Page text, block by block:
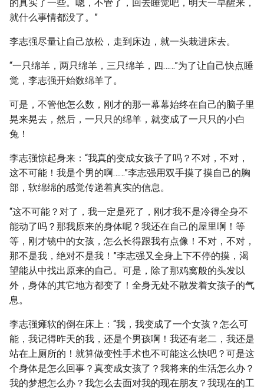
的真实了一些。嗯，不管了，回去睡觉吧，明天一早醒来，
就什么事情都没了。”
李志强尽量让自己放松，走到床边，就一头栽进床去。
“一只绵羊，两只绵羊，三只绵羊，四……”为了让自己快点睡
觉，李志强开始数绵羊了。
可是，不管他怎么数，刚才的那一幕幕始终在自己的脑子里
晃来晃去，然后，一只只的绵羊，就变成了一只只的小白
兔！
李志强惊起身来：“我真的变成女孩子了吗？不对，不对，
这不可能！我是个男的啊……”李志强用双手摸了摸自己的胸
部，软绵绵的感觉传递着真实的信息。
“这不可能？对了，我一定是死了，刚才我不是冷得全身不
能动了吗？那我原来的身体呢？我还在自己的屋里啊！等
等，刚才镜中的女孩，怎么长得跟我有点像！不对，不对，
那不是我，绝对不是我！”李志强又全身上下不停的摸，渴
望能从中找出原来的自己。可是，除了那鸡窝般的头发以
外，身体的其它地方都变了！全身无处不散发着女孩子的气
息。
李志强瘫软的倒在床上：“我，我变成了一个女孩？怎么可
能，我记得昨天的我，还是个男孩啊！我还有老二，我还是
站在上厕所的！就算做变性手术也不可能这么快吧？可是这
个身体是怎么回事？真变成女孩了？我将来的生活怎么办？
我的梦想怎么办？我怎么去面对我的现在朋友？我现在的工